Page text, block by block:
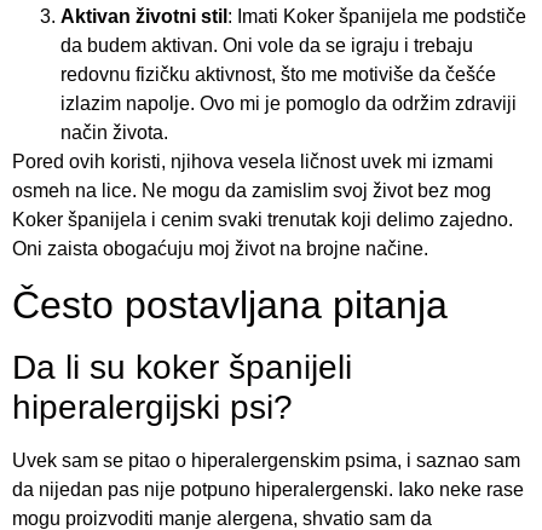
Aktivan životni stil : Imati Koker španijela me podstiče
da budem aktivan. Oni vole da se igraju i trebaju
redovnu fizičku aktivnost, što me motiviše da češće
izlazim napolje. Ovo mi je pomoglo da održim zdraviji
način života.
Pored ovih koristi, njihova vesela ličnost uvek mi izmami
osmeh na lice. Ne mogu da zamislim svoj život bez mog
Koker španijela i cenim svaki trenutak koji delimo zajedno.
Oni zaista obogaćuju moj život na brojne načine.
Često postavljana pitanja
Da li su koker španijeli
hiperalergijski psi?
Uvek sam se pitao o hiperalergenskim psima, i saznao sam
da nijedan pas nije potpuno hiperalergenski. Iako neke rase
mogu proizvoditi manje alergena, shvatio sam da